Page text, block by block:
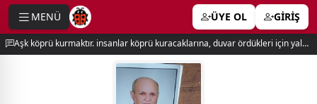
MENÜ ÜYE OL GİRİŞ
Aşk köprü kurmaktır. insanlar köprü kuracaklarına, duvar ördükleri için yalnız kalırlar. newton
menu